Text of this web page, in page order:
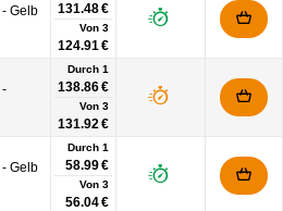
Gelb
131.48 €
Von 3
124.91 €
-
Durch 1
138.86 €
Von 3
131.92 €
Gelb
Durch 1
58.99 €
Von 3
56.04 €